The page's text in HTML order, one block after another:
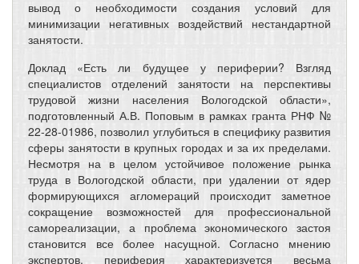
вывод о необходимости создания условий для
минимизации негативных воздействий нестандартной
занятости.
Доклад «Есть ли будущее у периферии? Взгляд
специалистов отделений занятости на перспективы
трудовой жизни населения Вологодской области»,
подготовленный А.В. Поповым в рамках гранта РНФ №
22-28-01986, позволил углубиться в специфику развития
сферы занятости в крупных городах и за их пределами.
Несмотря на в целом устойчивое положение рынка
труда в Вологодской области, при удалении от ядер
формирующихся агломераций происходит заметное
сокращение возможностей для профессиональной
самореализации, а проблема экономического застоя
становится все более насущной. Согласно мнению
экспертов, периферия характеризуется весьма